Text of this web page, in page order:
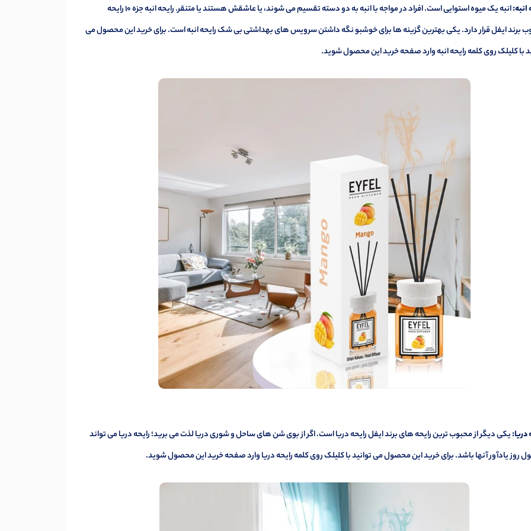
انبه:
انبه یک میوه استوایی است. افراد در مواجه با انبه به دو دسته تقسیم می شوند، یا عاشقش هستند یا متنقر. رایحه انبه جزه 10 رایحه
برند ایفل قرار دارد. یکی بهترین گزینه ها برای خوشبو نگه داشتن سرویس های بهداشتی بی شک رایحه انبه است. برای خرید این محصول می
با کلیلک روی کلمهرایحه انبهوارد صفحه خرید این محصول شوید.
دریا:یکی دیگر از محبوب ترین رایحه های برند ایفل رایحه دریا است. اگر از بوی شن های ساحل و شوری دریا لذت می برید؛ رایحه دریا می تواند
روز یادآور آنها باشد. برای خرید این محصول می توانید با کلیلک روی کلمهرایحه دریاوارد صفحه خرید این محصول شوید.